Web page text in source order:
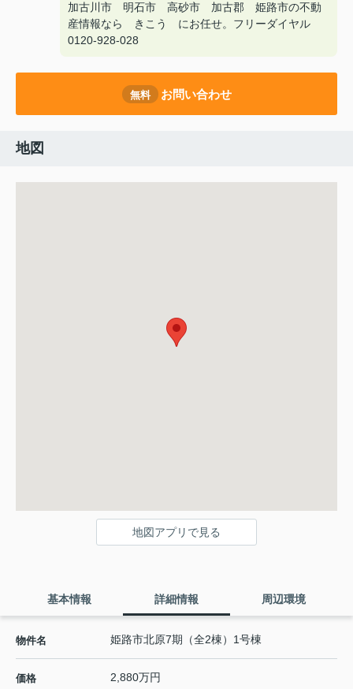
加古川市 明石市 高砂市 加古郡 姫路市の不動
産情報なら きこう にお任せ。フリーダイヤル
0120-928-028
無料 お問い合わせ
地図
地図アプリで見る
基本情報 詳細情報 周辺環境
物件名 姫路市北原7期（全2棟）1号棟
価格 2,880万円